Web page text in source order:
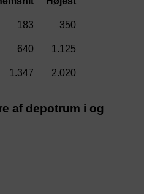
183 350
640 1.125
1.347 2.020
af depotrum i og